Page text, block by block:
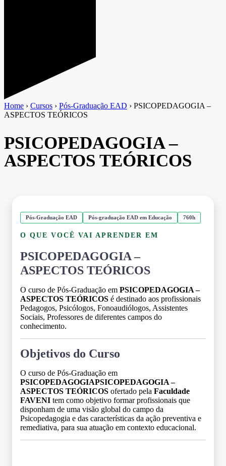
Home › Cursos › Pós-Graduação EAD › PSICOPEDAGOGIA –
ASPECTOS TEÓRICOS
PSICOPEDAGOGIA –
ASPECTOS TEÓRICOS
Pós-Graduação EAD Pós-graduação EAD em Educação 760h
O QUE VOCÊ VAI APRENDER EM
PSICOPEDAGOGIA –
ASPECTOS TEÓRICOS
O curso de Pós-Graduação em PSICOPEDAGOGIA –
ASPECTOS TEÓRICOS é destinado aos profissionais
Pedagogos, Psicólogos, Fonoaudiólogos, Assistentes
Sociais, Professores de diferentes campos do
conhecimento.
Objetivos do Curso
O curso de Pós-Graduação em
PSICOPEDAGOGIAPSICOPEDAGOGIA –
ASPECTOS TEÓRICOS ofertado pela Faculdade
FAVENI tem como objetivo formar profissionais que
disponham de uma visão global do campo da
Psicopedagogia e das características da ação preventiva e
remediativa, para sua atuação em contexto educacional.